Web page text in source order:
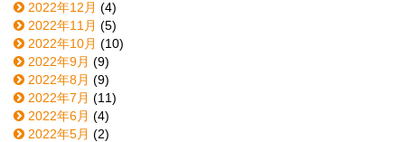
2022年12月 (4)
2022年11月 (5)
2022年10月 (10)
2022年9月 (9)
2022年8月 (9)
2022年7月 (11)
2022年6月 (4)
2022年5月 (2)